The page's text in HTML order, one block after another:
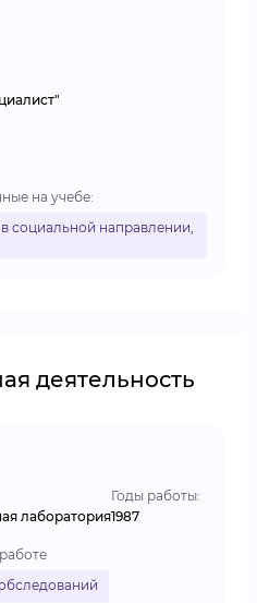
на учебе:
социальной направлении,
деятельность
лаборатория
Годы работы:
1987